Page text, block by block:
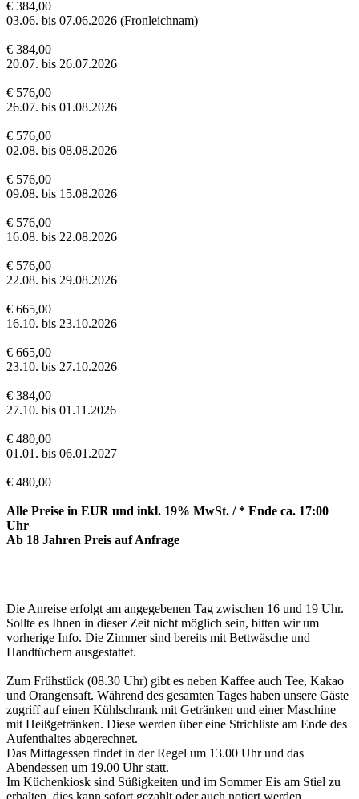
€ 384,00
03.06. bis 07.06.2026 (Fronleichnam)
€ 384,00
20.07. bis 26.07.2026
€ 576,00
26.07. bis 01.08.2026
€ 576,00
02.08. bis 08.08.2026
€ 576,00
09.08. bis 15.08.2026
€ 576,00
16.08. bis 22.08.2026
€ 576,00
22.08. bis 29.08.2026
€ 665,00
16.10. bis 23.10.2026
€ 665,00
23.10. bis 27.10.2026
€ 384,00
27.10. bis 01.11.2026
€ 480,00
01.01. bis 06.01.2027
€ 480,00
Alle Preise in EUR und inkl. 19% MwSt. / * Ende ca. 17:00
Uhr
Ab 18 Jahren Preis auf Anfrage
Die Anreise erfolgt am angegebenen Tag zwischen 16 und 19 Uhr.
Sollte es Ihnen in dieser Zeit nicht möglich sein, bitten wir um
vorherige Info. Die Zimmer sind bereits mit Bettwäsche und
Handtüchern ausgestattet.
Zum Frühstück (08.30 Uhr) gibt es neben Kaffee auch Tee, Kakao
und Orangensaft. Während des gesamten Tages haben unsere Gäste
zugriff auf einen Kühlschrank mit Getränken und einer Maschine
mit Heißgetränken. Diese werden über eine Strichliste am Ende des
Aufenthaltes abgerechnet.
Das Mittagessen findet in der Regel um 13.00 Uhr und das
Abendessen um 19.00 Uhr statt.
Im Küchenkiosk sind Süßigkeiten und im Sommer Eis am Stiel zu